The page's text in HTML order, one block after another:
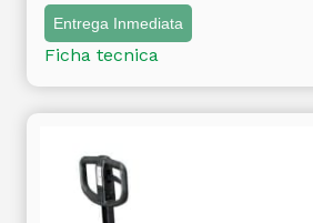
Entrega Inmediata
Ficha tecnica